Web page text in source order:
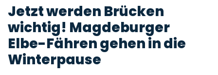
Jetzt werden Brücken
wichtig! Magdeburger
Elbe-Fähren gehen in die
Winterpause